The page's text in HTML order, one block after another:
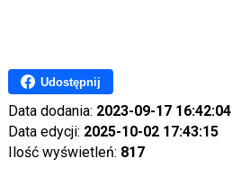
Udostępnij
Data dodania: 2023-09-17 16:42:04
Data edycji: 2025-10-02 17:43:15
Ilość wyświetleń: 817